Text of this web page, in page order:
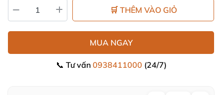
🛒 THÊM VÀO GIỎ
MUA NGAY
📞 Tư vấn 0938411000 (24/7)